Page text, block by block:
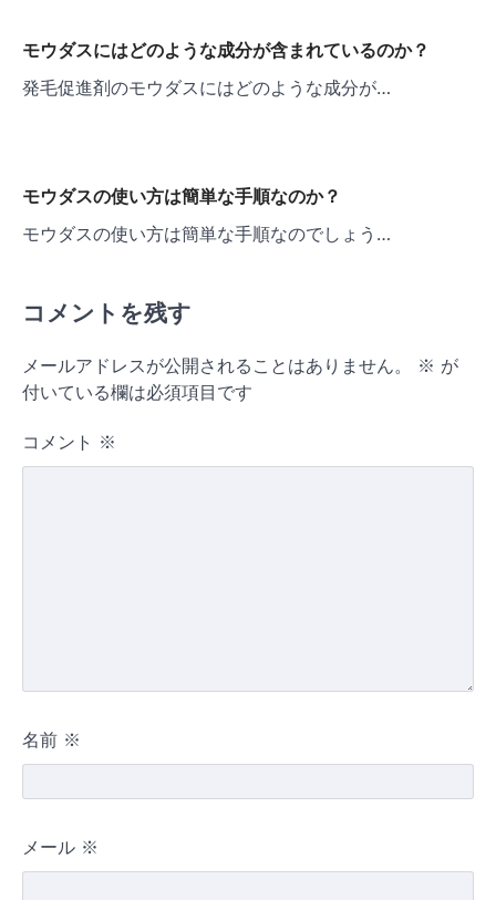
モウダスにはどのような成分が含まれているのか？
発毛促進剤のモウダスにはどのような成分が…
モウダスの使い方は簡単な手順なのか？
モウダスの使い方は簡単な手順なのでしょう…
コメントを残す
メールアドレスが公開されることはありません。 ※ が
付いている欄は必須項目です
コメント ※
名前 ※
メール ※